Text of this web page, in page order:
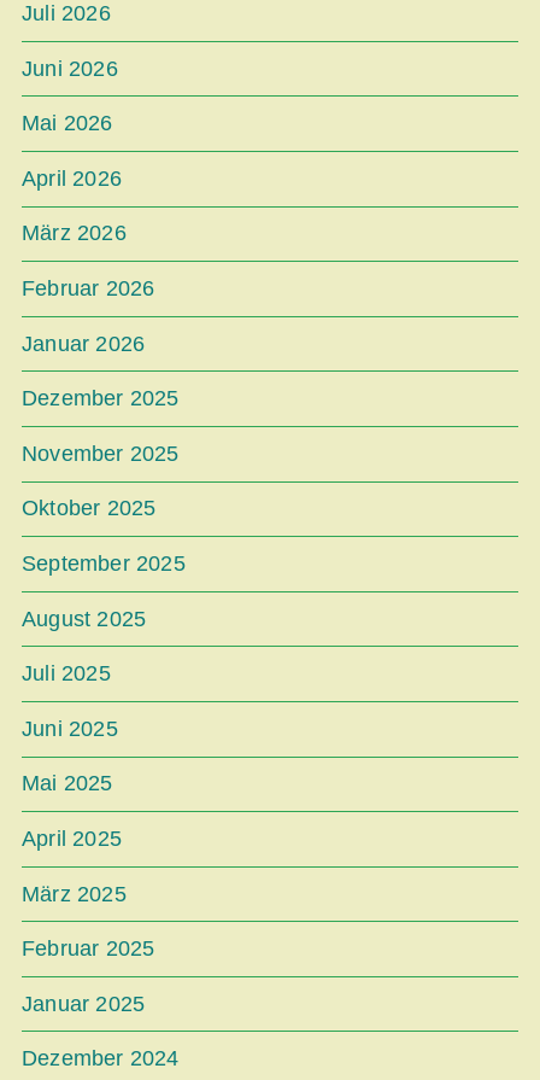
Juli 2026
Juni 2026
Mai 2026
April 2026
März 2026
Februar 2026
Januar 2026
Dezember 2025
November 2025
Oktober 2025
September 2025
August 2025
Juli 2025
Juni 2025
Mai 2025
April 2025
März 2025
Februar 2025
Januar 2025
Dezember 2024